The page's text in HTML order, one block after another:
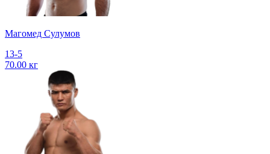
Магомед Сулумов
13-5
70.00 кг